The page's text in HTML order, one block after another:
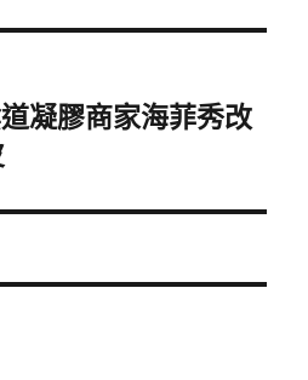
凝膠商家海菲秀改